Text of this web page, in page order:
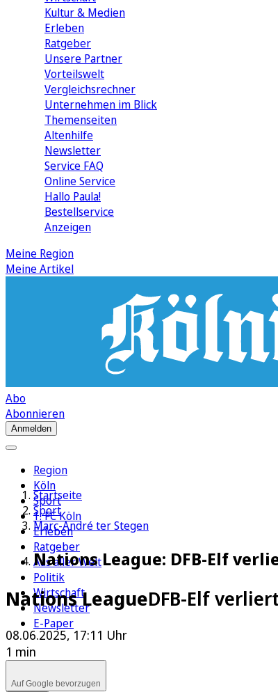
Kultur & Medien
Erleben
Ratgeber
Unsere Partner
Vorteilswelt
Vergleichsrechner
Unternehmen im Blick
Themenseiten
Altenhilfe
Newsletter
Service FAQ
Online Service
Hallo Paula!
Bestellservice
Anzeigen
Meine Region
Meine Artikel
Abo
Abonnieren
Anmelden
Region
Köln
Sport
1. FC Köln
Erleben
Ratgeber
Aus aller Welt
Politik
Wirtschaft
Newsletter
E-Paper
Startseite
Sport
Marc-André ter Stegen
Nations League: DFB-Elf
Nations LeagueDFB-Elf
08.06.2025, 17:11 Uhr
1 min
Auf Google bevorzugen